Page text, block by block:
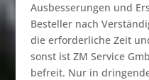
Ausbesserungen und
Besteller nach
die erforderliche Zeit
sonst ist ZM Service
befreit. Nur in